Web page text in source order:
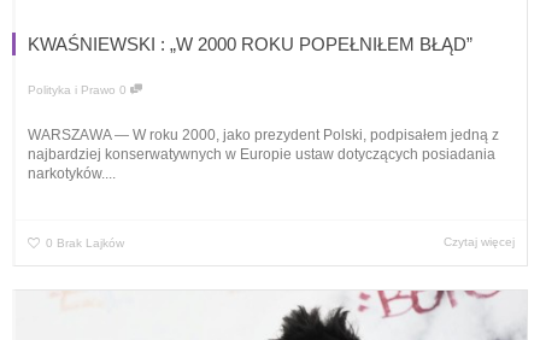
KWAŚNIEWSKI : „W 2000 ROKU POPEŁNIŁEM BŁĄD”
Polityka i Prawo 0
WARSZAWA — W roku 2000, jako prezydent Polski, podpisałem jedną z
najbardziej konserwatywnych w Europie ustaw dotyczących posiadania
narkotyków....
0 Brak Lajków Czytaj więcej